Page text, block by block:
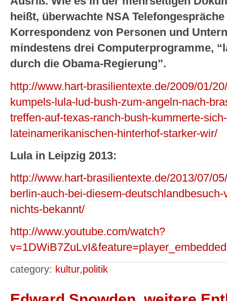
heißt, überwachte NSA
Korrespondenz von Personen und
mindestens drei Computerprogramme,
durch die Obama-Regierung”.
http://www.hart-brasilientexte.de/2009/01/
kumpels-lula-lud-bush-zum-angeln-nach-
treffen-auf-texas-ranch-bush-kummerte-
lateinamerikanischen-hinterhof-starker-wir/
Lula in Leipzig 2013:
http://www.hart-brasilientexte.de/2013/07/
berlin-auch-bei-diesem-
nichts-bekannt/
http://www.youtube.com/watch?
v=1DWiB7ZuLvI&feature=player_embedded
category: kultur,politik